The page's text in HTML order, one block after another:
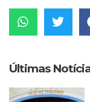
Últimas